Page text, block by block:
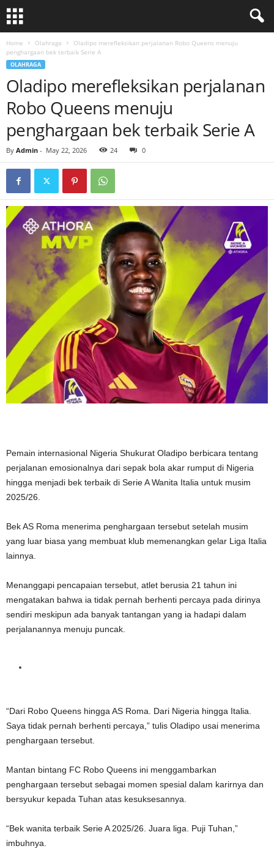
Home Olahraga
Oladipo merefleksikan perjalanan Robo Queens menuju
penghargaan bek terbaik Serie A
OLAHRAGA
Oladipo merefleksikan perjalanan
Robo Queens menuju
penghargaan bek terbaik Serie A
By Admin - May 22, 2026 24 0
Pemain internasional Nigeria Shukurat Oladipo berbicara tentang
perjalanan emosionalnya dari sepak bola akar rumput di Nigeria
hingga menjadi bek terbaik di Serie A Wanita Italia untuk musim
2025/26.
Bek AS Roma menerima penghargaan tersebut setelah musim
yang luar biasa yang membuat klub memenangkan gelar Liga Italia
lainnya.
Menanggapi pencapaian tersebut, atlet berusia 21 tahun ini
mengatakan bahwa ia tidak pernah berhenti percaya pada dirinya
sendiri meskipun ada banyak tantangan yang ia hadapi dalam
perjalanannya menuju puncak.
“Dari Robo Queens hingga AS Roma. Dari Nigeria hingga Italia.
Saya tidak pernah berhenti percaya,” tulis Oladipo usai menerima
penghargaan tersebut.
Mantan bintang FC Robo Queens ini menggambarkan
penghargaan tersebut sebagai momen spesial dalam karirnya dan
bersyukur kepada Tuhan atas kesuksesannya.
“Bek wanita terbaik Serie A 2025/26. Juara liga. Puji Tuhan,”
imbuhnya.